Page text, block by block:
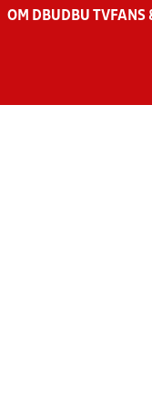
OM DBU DBU TV FANS